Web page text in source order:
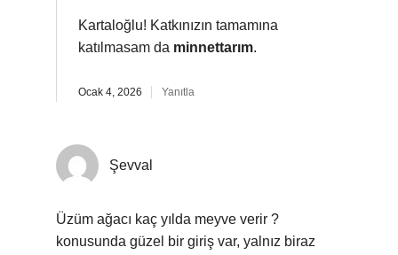
Kartaloğlu! Katkınızın tamamına
katılmasam da minnettarım.
Ocak 4, 2026 Yanıtla
Şevval
Üzüm ağacı kaç yılda meyve verir ?
konusunda güzel bir giriş var, yalnız biraz